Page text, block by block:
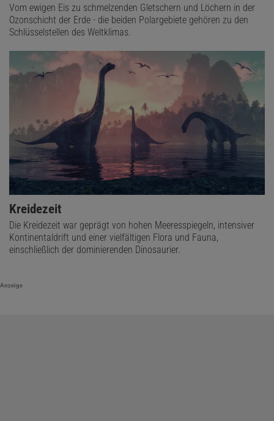
Vom ewigen Eis zu schmelzenden Gletschern und Löchern in der
Ozonschicht der Erde - die beiden Polargebiete gehören zu den
Schlüsselstellen des Weltklimas.
Kreidezeit
Die Kreidezeit war geprägt von hohen Meeresspiegeln, intensiver
Kontinentaldrift und einer vielfältigen Flora und Fauna,
einschließlich der dominierenden Dinosaurier.
Anzeige